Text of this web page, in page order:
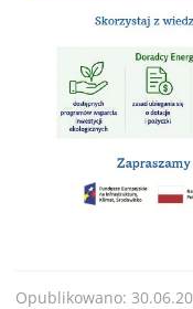
Opublikowano: